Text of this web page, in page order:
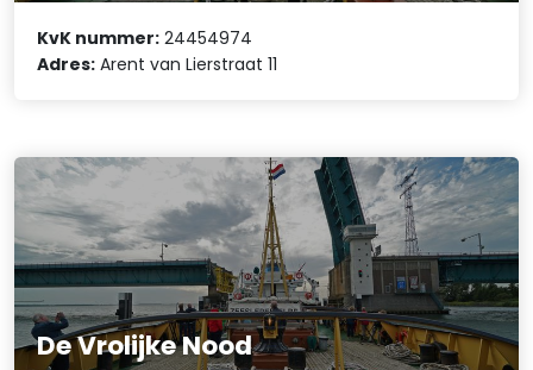
KvK nummer: 24454974
Adres: Arent van Lierstraat 11
De Vrolijke Nood